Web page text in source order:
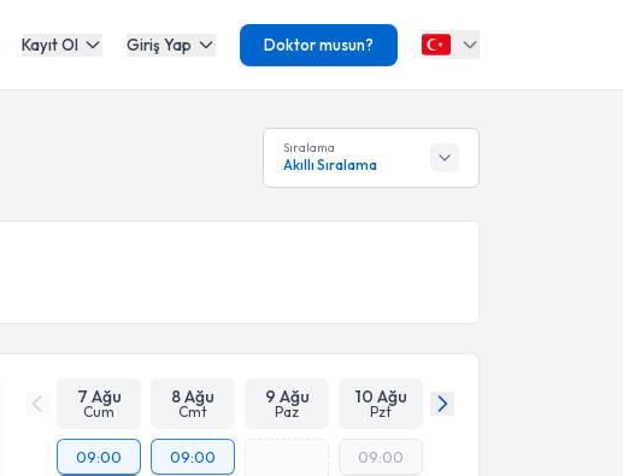
Kayıt Ol Giriş Yap Doktor musun?
Sıralama
Akıllı Sıralama
7 Ağu
Cum
8 Ağu
Cmt
9 Ağu
Paz
10 Ağu
Pzt
09:00
09:00
09:00